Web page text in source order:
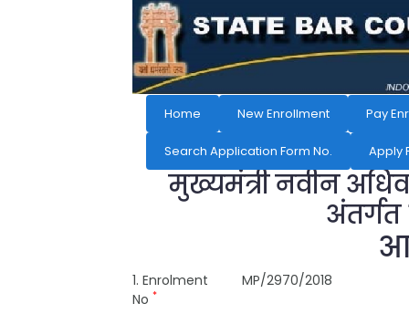
Home New Enrollment Pay
Search Application Form No. Apply
मुख्यमंत्री नवीन
अंतर्गत
1. Enrolment
No *
MP/2970/2018